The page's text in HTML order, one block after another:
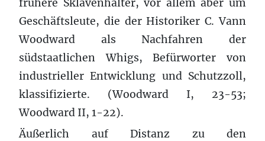
frühere Sklavenhalter, vor allem aber um
Geschäftsleute, die der Historiker C. Vann
Woodward als Nachfahren der
südstaatlichen Whigs, Befürworter von
industrieller Entwicklung und Schutzzoll,
klassifizierte. (Woodward I, 23-53;
Woodward II, 1-22).
Äußerlich auf Distanz zu den